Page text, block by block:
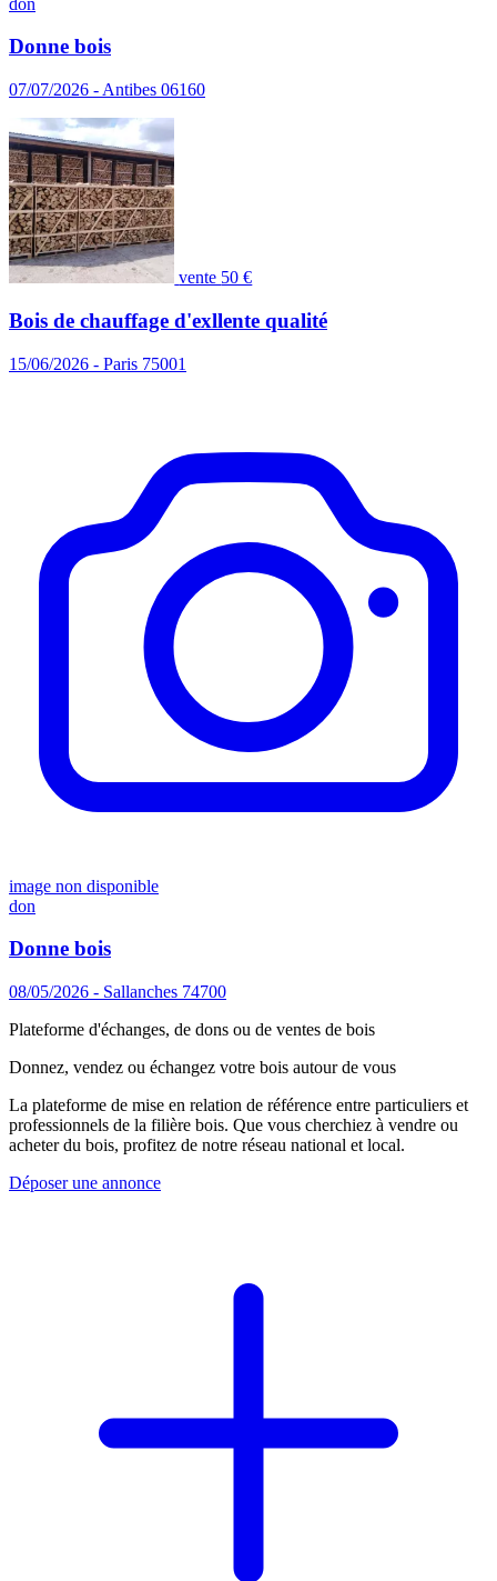
Donne bois
07/07/2026 - Antibes 06160
vente 50 €
Bois de chauffage d'exllente qualité
15/06/2026 - Paris 75001
image non disponible
don
Donne bois
08/05/2026 - Sallanches 74700
Plateforme d'échanges, de dons ou de ventes de bois
Donnez, vendez ou échangez votre bois autour de vous
La plateforme de mise en relation de référence entre particuliers et
professionnels de la filière bois. Que vous cherchiez à vendre ou
acheter du bois, profitez de notre réseau national et local.
Déposer une annonce